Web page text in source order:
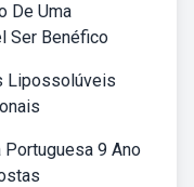
De Uma
Ser Benéfico
Lipossolúveis
Portuguesa 9 Ano